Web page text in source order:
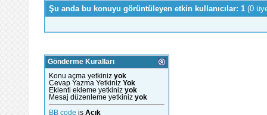
Şu anda bu konuyu görüntüleyen etkin kullanıcılar: 1 (0
Gönderme Kuralları
Konu açma yetkiniz yok
Cevap Yazma Yetkiniz Yok
Eklenti ekleme yetkiniz yok
Mesaj düzenleme yetkiniz yok
BB code is Açık